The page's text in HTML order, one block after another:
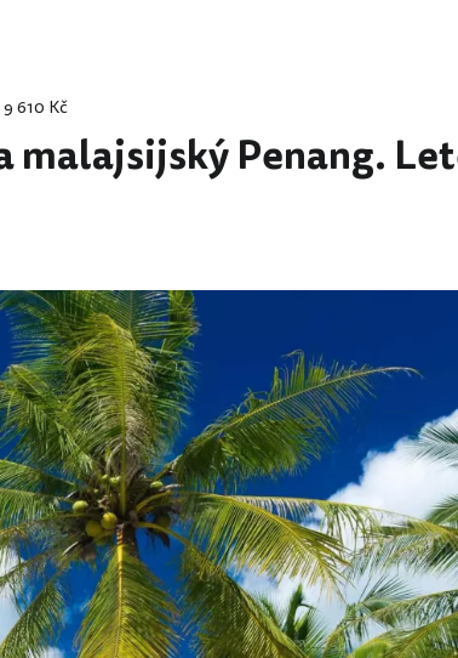
610 Kč
malajsijský Penang.